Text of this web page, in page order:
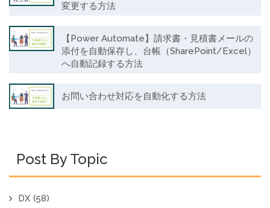
変更する方法
【Power Automate】請求書・見積書メールの
添付を自動保存し、台帳（SharePoint/Excel）
へ自動記録する方法
お問い合わせ対応を自動化する方法
Post By Topic
DX (58)